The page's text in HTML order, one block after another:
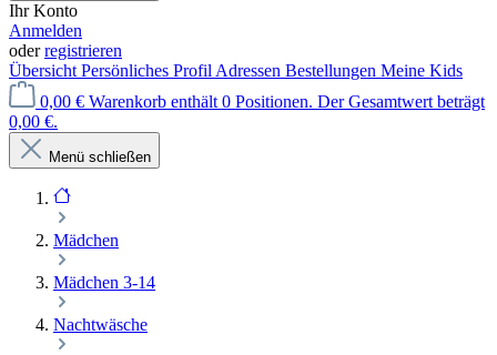
Ihr Konto
Anmelden
oderregistrieren
Übersicht Persönliches Profil Adressen Bestellungen Meine Kids
0,00 € Warenkorb enthält 0 Positionen. Der Gesamtwert beträgt
0,00 €.
Menü schließen
Mädchen
Mädchen 3-14
Nachtwäsche